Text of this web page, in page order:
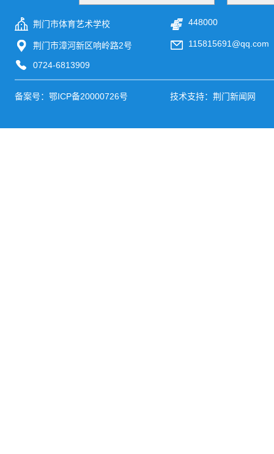
荆门市体育艺术学校 448000
荆门市漳河新区响岭路2号 115815691@qq.com
0724-6813909
备案号： 鄂ICP备20000726号 技术支持：荆门新闻网